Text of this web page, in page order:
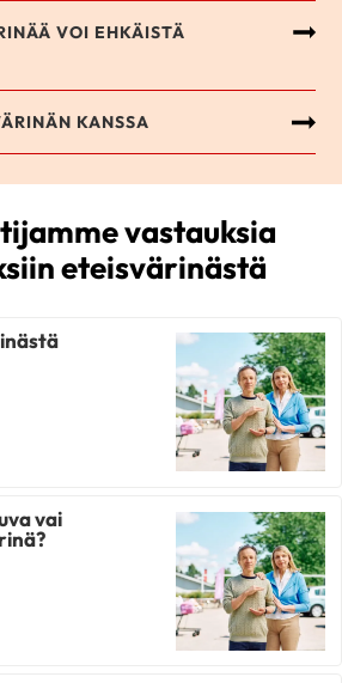
VOI EHKÄISTÄ
KANSSA
vastauksia
eteisvärinästä
vai